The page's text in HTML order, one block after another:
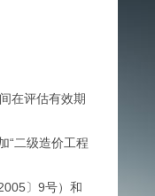
在评估有效期
“二级造价工程
〕9号）和